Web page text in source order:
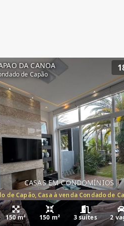
DA CANOA
de Capão
CASAS EM CONDOMÍNIOS
de Capão, Casa à venda Condado de
150 m² 150 m² 3 suítes 2